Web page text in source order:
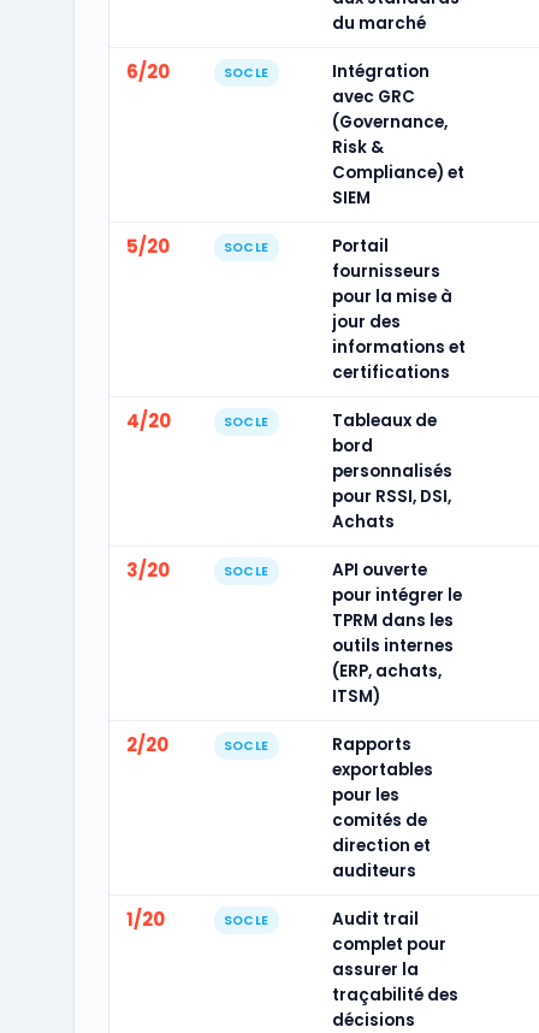
du marché
6/20 SOCLE
Intégration
avec GRC
(Governance,
Risk &
Compliance) et
SIEM
5/20 SOCLE
Portail
fournisseurs
pour la mise à
jour des
informations et
certifications
4/20 SOCLE
Tableaux de
bord
personnalisés
pour RSSI, DSI,
Achats
3/20 SOCLE
API ouverte
pour intégrer le
TPRM dans les
outils internes
(ERP, achats,
ITSM)
2/20 SOCLE
Rapports
exportables
pour les
comités de
direction et
auditeurs
1/20 SOCLE
Audit trail
complet pour
assurer la
traçabilité des
décisions